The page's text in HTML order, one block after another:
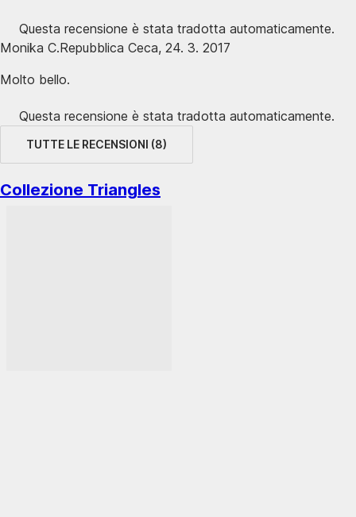
Questa recensione è stata tradotta automaticamente.
Monika C.Repubblica Ceca, 24. 3. 2017
Molto bello.
Questa recensione è stata tradotta automaticamente.
TUTTE LE RECENSIONI (8)
Collezione Triangles